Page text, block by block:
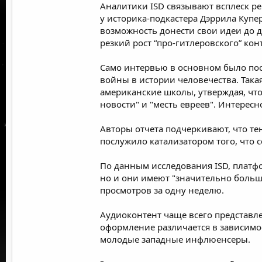
Аналитики ISD связывают всплеск
у историка-подкастера Дэррила
возможность донести свои идеи до
резкий рост “про-гитлеровского”
Само интервью в основном было
войны в истории человечества.
американские школы, утверждая,
новости" и "месть евреев".
Авторы отчета подчеркивают, что
послужило катализатором того, что
По данным исследования ISD,
но и они имеют "значительно
просмотров за одну неделю.
Аудиоконтент чаще всего
оформление различается в
молодые западные инфлюенсеры.